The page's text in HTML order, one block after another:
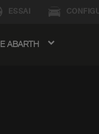
ESSAI
ABARTH